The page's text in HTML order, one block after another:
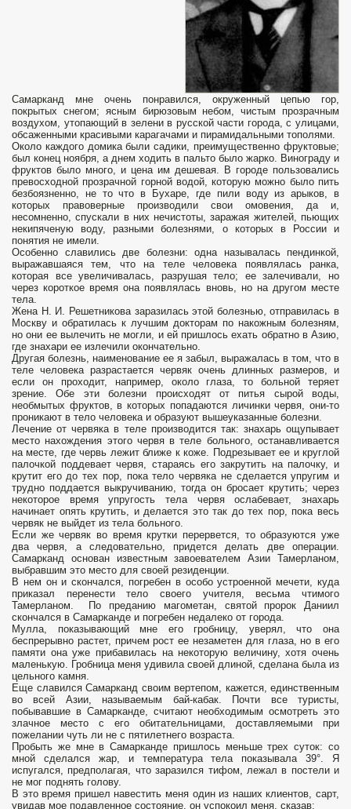
Самарканд мне очень понравился, окруженный цепью гор,
покрытых снегом; ясным бирюзовым небом, чистым прозрачным
воздухом, утопающий в зелени в русской части города, с улицами,
обсаженными красивыми карагачами и пирамидальными тополями.
Около каждого домика были садики, преимущественно фруктовые;
был конец ноября, а днем ходить в пальто было жарко. Винограду и
фруктов было много, и цена им дешевая. В городе пользовались
превосходной прозрачной горной водой, которую можно было пить
безбоязненно, не то что в Бухаре, где пили воду из арыков, в
которых правоверные производили свои омовения, да и,
несомненно, спускали в них нечистоты, заражая жителей, пьющих
некипяченую воду, разными болезнями, о которых в России и
понятия не имели.
Особенно славились две болезни: одна называлась пендинкой,
выражавшаяся тем, что на теле человека появлялась ранка,
которая все увеличивалась, разрушая тело; ее залечивали, но
через короткое время она появлялась вновь, но на другом месте
тела.
Жена Н. И. Решетникова заразилась этой болезнью, отправилась в
Москву и обратилась к лучшим докторам по накожным болезням,
но они ее вылечить не могли, и ей пришлось ехать обратно в Азию,
где знахари ее излечили окончательно.
Другая болезнь, наименование ее я забыл, выражалась в том, что в
теле человека разрастается червяк очень длинных размеров, и
если он проходит, например, около глаза, то больной теряет
зрение. Обе эти болезни происходят от питья сырой воды,
необмытых фруктов, в которых попадаются личинки червя, они-то
проникают в тело человека и образуют вышеуказанные болезни.
Лечение от червяка в теле производится так: знахарь ощупывает
место нахождения этого червя в теле больного, останавливается
на месте, где червь лежит ближе к коже. Подрезывает ее и круглой
палочкой поддевает червя, стараясь его закрутить на палочку, и
крутит его до тех пор, пока тело червяка не сделается упругим и
трудно поддается выкручиванию, тогда он бросает крутить; через
некоторое время упругость тела червя ослабевает, знахарь
начинает опять крутить, и делается это так до тех пор, пока весь
червяк не выйдет из тела больного.
Если же червяк во время крутки перервется, то образуются уже
два червя, а следовательно, придется делать две операции.
Самарканд основан известным завоевателем Азии Тамерланом,
выбравшим это место для своей резиденции.
В нем он и скончался, погребен в особо устроенной мечети, куда
приказал перенести тело своего учителя, весьма чтимого
Тамерланом. По преданию магометан, святой пророк Даниил
скончался в Самарканде и погребен недалеко от города.
Мулла, показывающий мне его гробницу, уверял, что она
беспрерывно растет, причем рост ее незаметен для глаза, но в его
памяти она уже прибавилась на некоторую величину, хотя очень
маленькую. Гробница меня удивила своей длиной, сделана была из
цельного камня.
Еще славился Самарканд своим вертепом, кажется, единственным
во всей Азии, называемым бай-кабак. Почти все туристы,
побывавшие в Самарканде, считают необходимым осмотреть это
злачное место с его обитательницами, доставляемыми при
пожелании чуть ли не с пятилетнего возраста.
Пробыть же мне в Самарканде пришлось меньше трех суток: со
мной сделался жар, и температура тела показывала 39°. Я
испугался, предполагая, что заразился тифом, лежал в постели и
не мог поднять голову.
В это время пришел навестить меня один из наших клиентов, сарт,
увидав мое подавленное состояние, он успокоил меня, сказав: